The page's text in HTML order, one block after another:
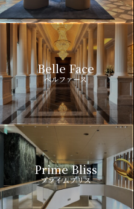
Belle Face
ベルファース
Prime Bliss
プライムブリス